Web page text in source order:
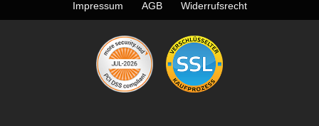
Impressum AGB Widerrufsrecht